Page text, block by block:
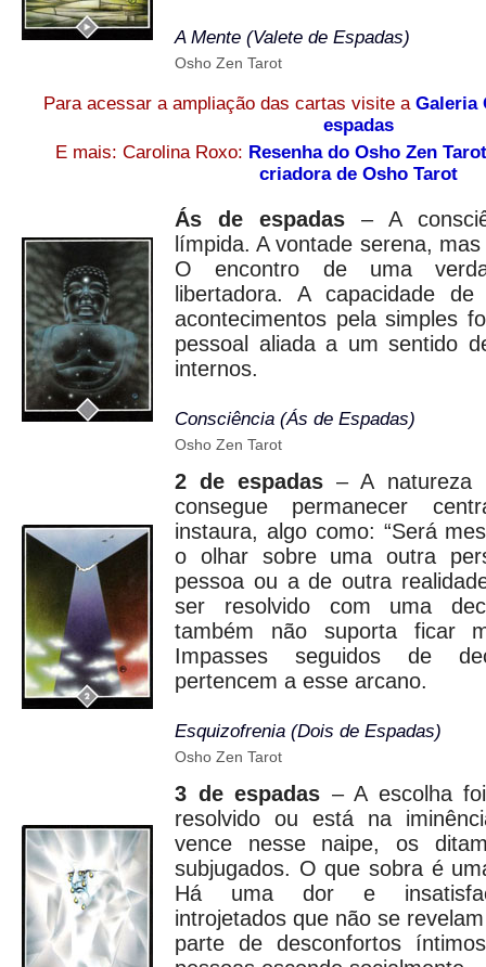
A Mente (Valete de Espadas)
Osho Zen Tarot
Para acessar a ampliação das cartas visite a Galeria
espadas
E mais: Carolina Roxo: Resenha do Osho Zen Tarot
criadora de Osho Tarot
Ás de espadas – A
límpida. A vontade serena,
O encontro de uma
libertadora. A capacidade
acontecimentos pela simples
pessoal aliada a um sentido
internos.
Consciência (Ás de Espadas)
Osho Zen Tarot
2 de espadas – A natureza
consegue permanecer
instaura, algo como: “Será
o olhar sobre uma outra
pessoa ou a de outra
ser resolvido com uma
também não suporta ficar
Impasses seguidos de
pertencem a esse arcano.
Esquizofrenia (Dois de Espadas)
Osho Zen Tarot
3 de espadas – A escolha
resolvido ou está na
vence nesse naipe, os
subjugados. O que sobra é
Há uma dor e
introjetados que não se
parte de desconfortos